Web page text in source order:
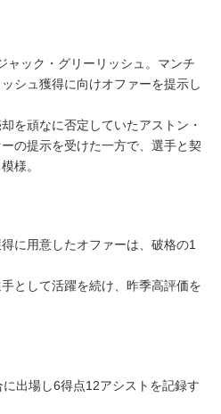
ック・グリーリッシュ。マンチ
シュ獲得に向けオファーを提示し
を頑なに否定していたアストン・
の提示を受けた一方で、選手と契
様。
に用意したオファーは、破格の1
として活躍を続け、昨季高評価を
出場し6得点12アシストを記録す